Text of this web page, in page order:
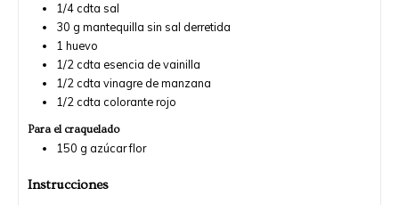
1/4 cdta sal
30 g mantequilla sin sal derretida
1 huevo
1/2 cdta esencia de vainilla
1/2 cdta vinagre de manzana
1/2 cdta colorante rojo
Para el craquelado
150 g azúcar flor
Instrucciones